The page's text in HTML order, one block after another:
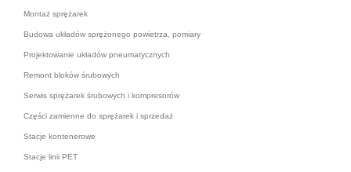
Montaż sprężarek
Budowa układów sprężonego powietrza, pomiary
Projektowanie układów pneumatycznych
Remont bloków śrubowych
Serwis sprężarek śrubowych i kompresorów
Części zamienne do sprężarek i sprzedaż
Stacje kontenerowe
Stacje linii PET